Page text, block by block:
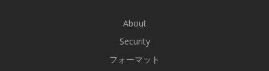
About
Security
フォーマット